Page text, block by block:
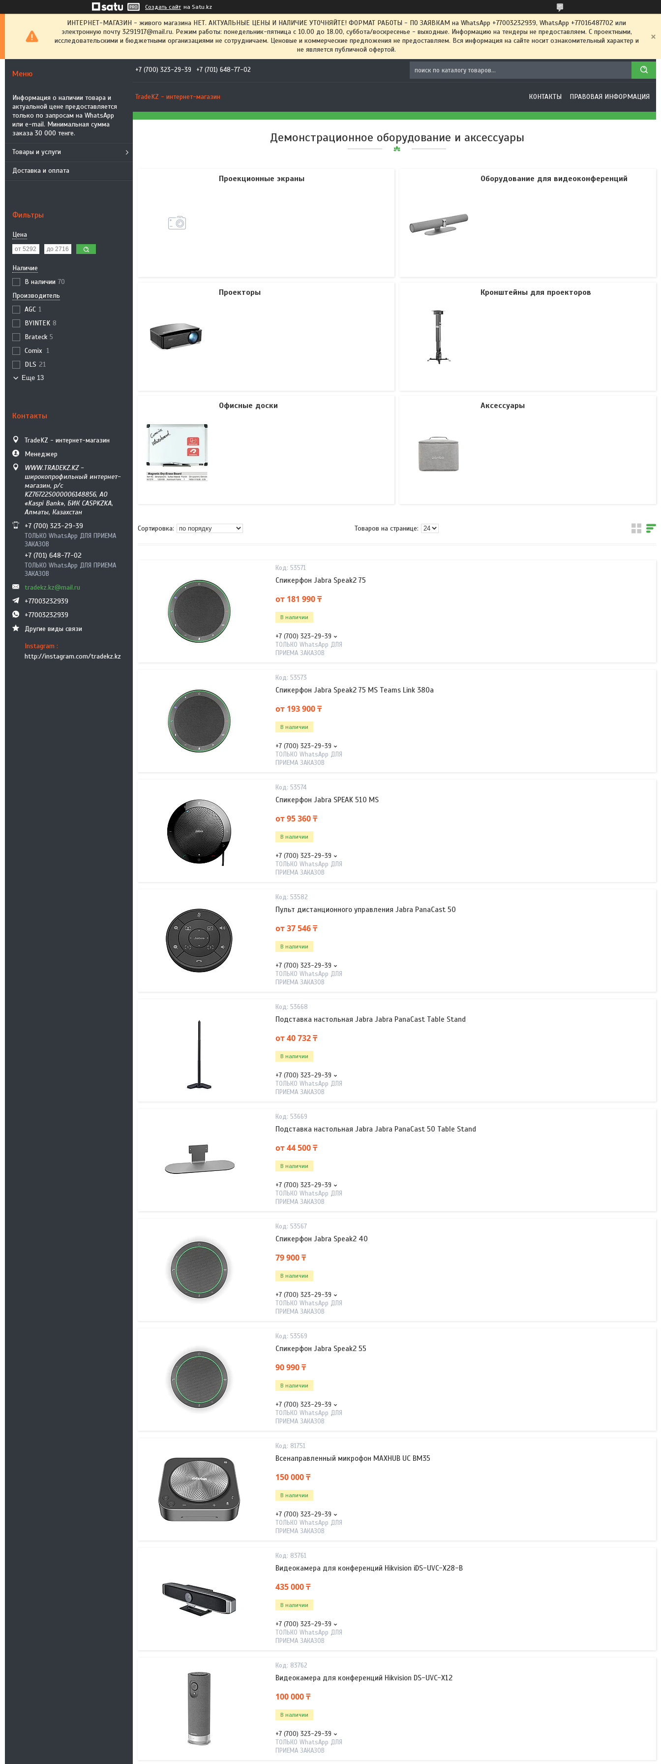
Создать сайт на Satu.kz
ИНТЕРНЕТ-МАГАЗИН - живого магазина НЕТ. АКТУАЛЬНЫЕ ЦЕНЫ И НАЛИЧИЕ УТОЧНЯЙТЕ! ФОРМАТ РАБОТЫ - ПО ЗАЯВКАМ на WhatsApp +77003232939, WhatsApp +77016487702 или
электронную почту 3291917@mail.ru. Режим работы: понедельник-пятница с 10.00 до 18.00, суббота/воскресенье - выходные. Информацию на тендеры не предоставляем. С проектными,
исследовательскими и бюджетными организациями не сотрудничаем. Ценовые и коммерческие предложения не предоставляем. Вся информация на сайте носит ознакомительный характер и
не является публичной офертой.
Информация о наличии товара и
актуальной цене предоставляется
только по запросам на WhatsApp
или e-mail. Минимальная сумма
заказа 30 000 тенге.
Товары и услуги
Доставка и оплата
Фильтры
Цена
Наличие
В наличии 70
Производитель
AGC 1
BYINTEK 8
Brateck 5
Comix 1
DLS 21
Еще 13
Контакты
TradeKZ - интернет-магазин
Менеджер
WWW.TRADEKZ.KZ -
широкопрофильный интернет-
магазин, р/с
KZ76722S000006148856, АО
«Kaspi Bank», БИК CASPKZKA,
Алматы, Казахстан
+7 (700) 323-29-39
ТОЛЬКО WhatsApp ДЛЯ ПРИЕМА
ЗАКАЗОВ
+7 (701) 648-77-02
ТОЛЬКО WhatsApp ДЛЯ ПРИЕМА
ЗАКАЗОВ
tradekz.kz@mail.ru
+77003232939
+77003232939
Другие виды связи
Instagram
http://instagram.com/tradekz.kz
+7 (700) 323-29-39 +7 (701) 648-77-02
TradeKZ - интернет-магазин КОНТАКТЫ ПРАВОВАЯ ИНФОРМАЦИЯ
Демонстрационное оборудование и аксессуары
Проекционные экраны Оборудование для видеоконференций
Проекторы Кронштейны для проекторов
Офисные доски Аксессуары
53571
Спикерфон Jabra Speak2 75
от 181 990 ₸
В наличии
+7 (700) 323-29-39
ТОЛЬКО WhatsApp ДЛЯ
ПРИЕМА ЗАКАЗОВ
53573
Спикерфон Jabra Speak2 75 MS Teams Link 380a
от 193 900 ₸
В наличии
+7 (700) 323-29-39
ТОЛЬКО WhatsApp ДЛЯ
ПРИЕМА ЗАКАЗОВ
53574
Спикерфон Jabra SPEAK 510 MS
от 95 360 ₸
В наличии
+7 (700) 323-29-39
ТОЛЬКО WhatsApp ДЛЯ
ПРИЕМА ЗАКАЗОВ
53582
Пульт дистанционного управления Jabra PanaCast 50
от 37 546 ₸
В наличии
+7 (700) 323-29-39
ТОЛЬКО WhatsApp ДЛЯ
ПРИЕМА ЗАКАЗОВ
53668
Подставка настольная Jabra Jabra PanaCast Table Stand
от 40 732 ₸
В наличии
+7 (700) 323-29-39
ТОЛЬКО WhatsApp ДЛЯ
ПРИЕМА ЗАКАЗОВ
53669
Подставка настольная Jabra Jabra PanaCast 50 Table Stand
от 44 500 ₸
В наличии
+7 (700) 323-29-39
ТОЛЬКО WhatsApp ДЛЯ
ПРИЕМА ЗАКАЗОВ
53567
Спикерфон Jabra Speak2 40
79 900 ₸
В наличии
+7 (700) 323-29-39
ТОЛЬКО WhatsApp ДЛЯ
ПРИЕМА ЗАКАЗОВ
53569
Спикерфон Jabra Speak2 55
90 990 ₸
В наличии
+7 (700) 323-29-39
ТОЛЬКО WhatsApp ДЛЯ
ПРИЕМА ЗАКАЗОВ
81751
Всенаправленный микрофон MAXHUB UC BM35
150 000 ₸
В наличии
+7 (700) 323-29-39
ТОЛЬКО WhatsApp ДЛЯ
ПРИЕМА ЗАКАЗОВ
83761
Видеокамера для конференций Hikvision iDS-UVC-X28-B
435 000 ₸
В наличии
+7 (700) 323-29-39
ТОЛЬКО WhatsApp ДЛЯ
ПРИЕМА ЗАКАЗОВ
83762
Видеокамера для конференций Hikvision DS-UVC-X12
100 000 ₸
В наличии
+7 (700) 323-29-39
ТОЛЬКО WhatsApp ДЛЯ
ПРИЕМА ЗАКАЗОВ